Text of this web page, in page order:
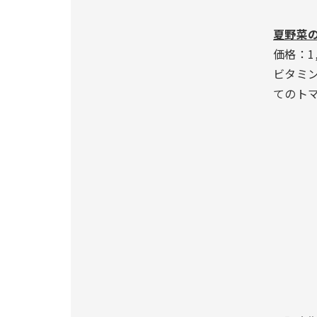
夏野菜
価格：
ビタミ
てのト